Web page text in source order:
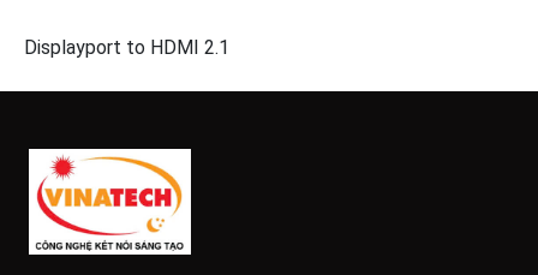
Displayport to HDMI 2.1